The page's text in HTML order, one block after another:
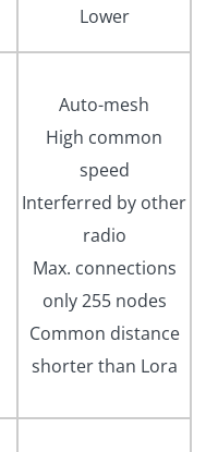
Lower
Auto-mesh
High common
speed
Interferred by other
radio
Max. connections
only 255 nodes
Common distance
shorter than Lora